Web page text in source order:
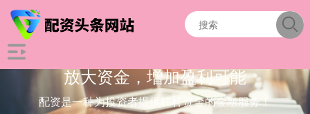
放大资金，增加盈利可能
配资是一种为投资者提供杠杆资金的金融服务！